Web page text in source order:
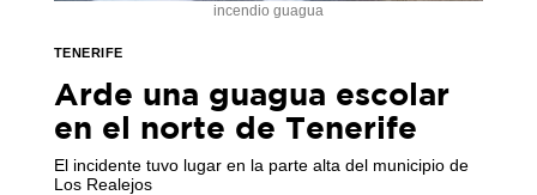
incendio guagua
TENERIFE
Arde una guagua escolar
en el norte de Tenerife
El incidente tuvo lugar en la parte alta del municipio de
Los Realejos